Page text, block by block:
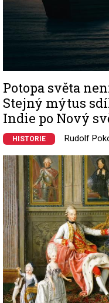
Potopa světa
Stejný mýtus
Indie po Nový
HISTORIE Rudolf
Image